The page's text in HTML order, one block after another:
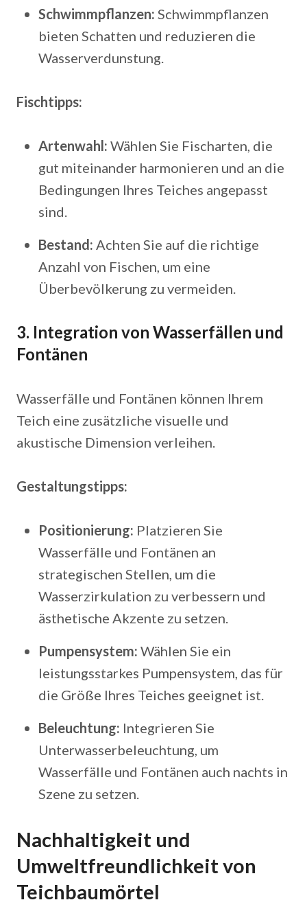
Schwimmpflanzen: Schwimmpflanzen
bieten Schatten und reduzieren die
Wasserverdunstung.
Fischtipps:
Artenwahl: Wählen Sie Fischarten, die
gut miteinander harmonieren und an die
Bedingungen Ihres Teiches angepasst
sind.
Bestand: Achten Sie auf die richtige
Anzahl von Fischen, um eine
Überbevölkerung zu vermeiden.
3. Integration von Wasserfällen und
Fontänen
Wasserfälle und Fontänen können Ihrem
Teich eine zusätzliche visuelle und
akustische Dimension verleihen.
Gestaltungstipps:
Positionierung: Platzieren Sie
Wasserfälle und Fontänen an
strategischen Stellen, um die
Wasserzirkulation zu verbessern und
ästhetische Akzente zu setzen.
Pumpensystem: Wählen Sie ein
leistungsstarkes Pumpensystem, das für
die Größe Ihres Teiches geeignet ist.
Beleuchtung: Integrieren Sie
Unterwasserbeleuchtung, um
Wasserfälle und Fontänen auch nachts in
Szene zu setzen.
Nachhaltigkeit und
Umweltfreundlichkeit von
Teichbaumörtel